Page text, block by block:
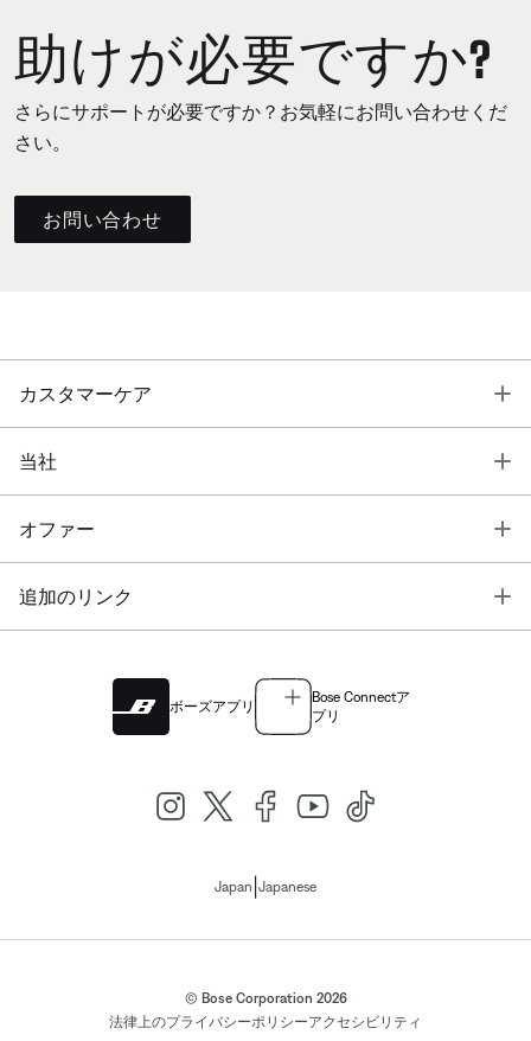
助けが必要ですか?
さらにサポートが必要ですか？お気軽にお問い合わせくだ
さい。
お問い合わせ
カスタマーケア
当社
オファー
追加のリンク
ボーズアプリ
Bose Connectア
プリ
Japan Japanese
© Bose Corporation 2026
法律上のプライバシーポリシーアクセシビリティ